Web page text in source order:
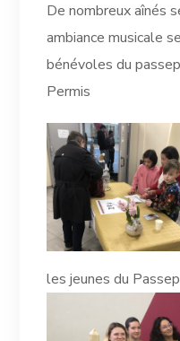
De nombreux aînés
ambiance musicale
bénévoles du
Permis
les jeunes du